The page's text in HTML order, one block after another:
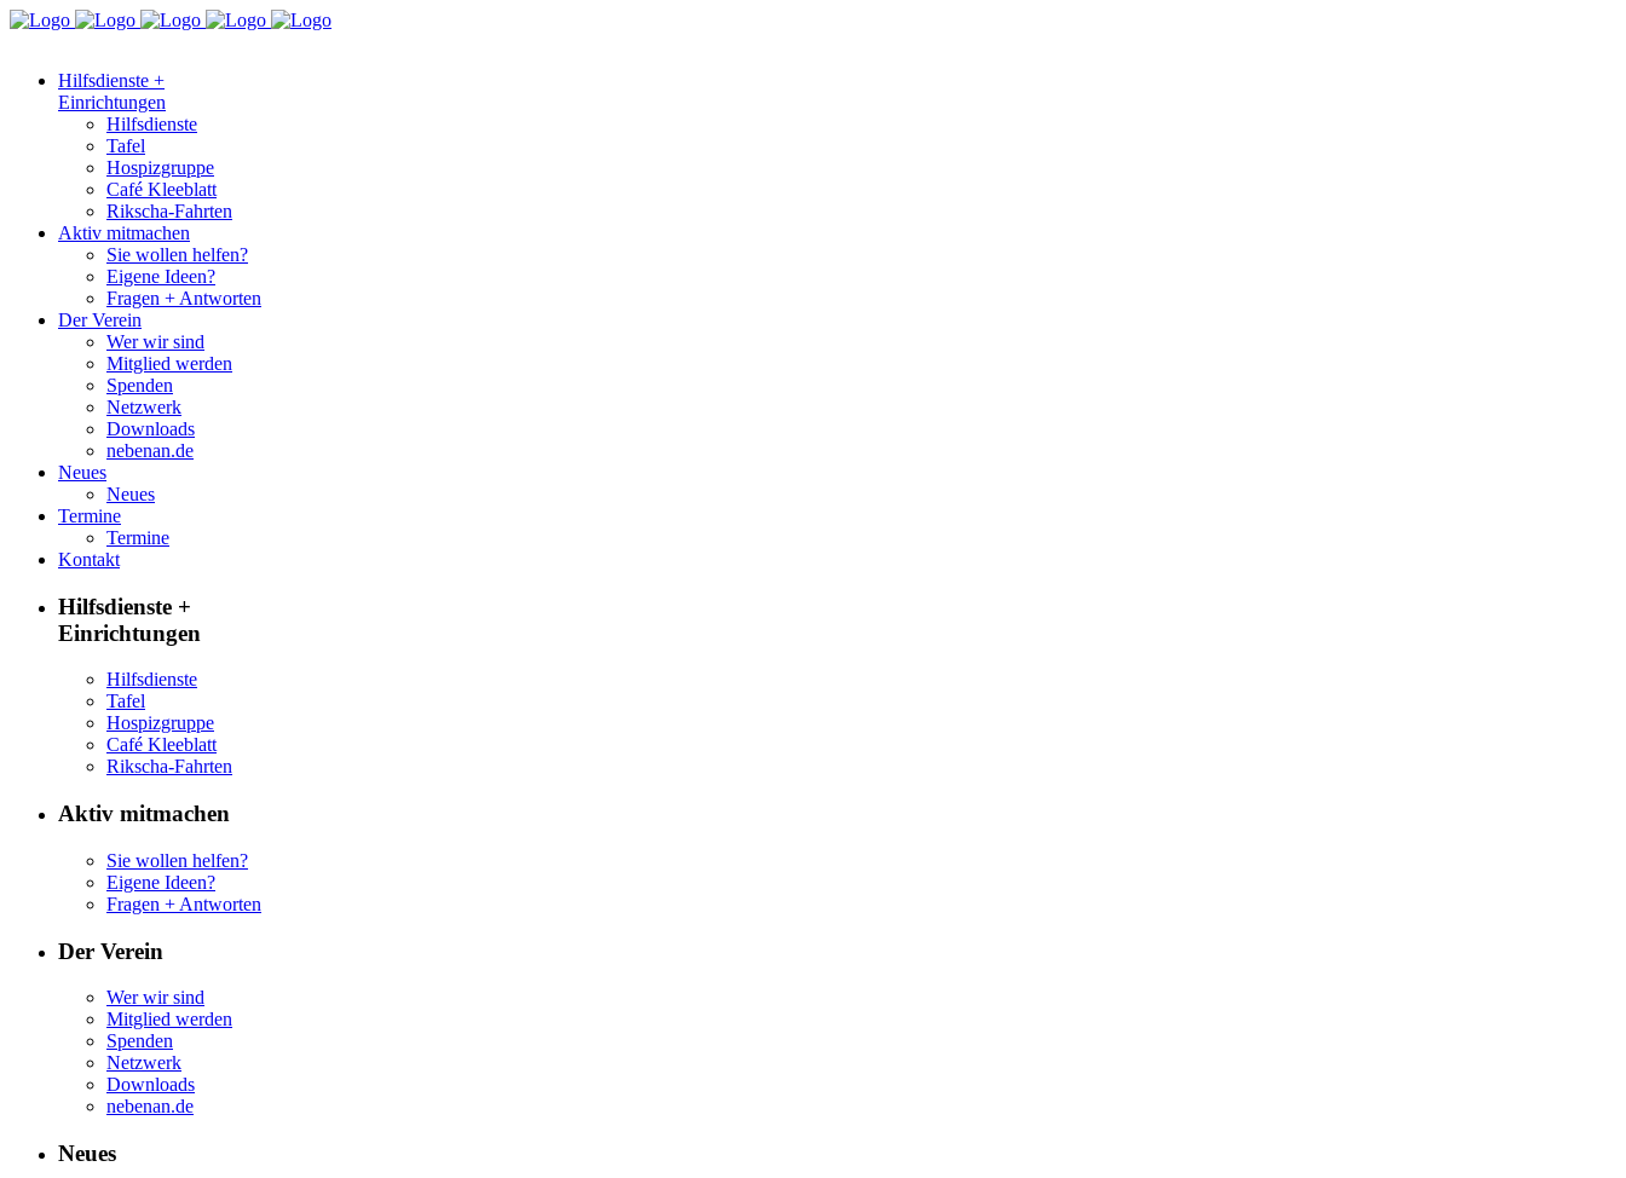
Hilfsdienste +
Einrichtungen
Hilfsdienste
Tafel
Hospizgruppe
Café Kleeblatt
Rikscha-Fahrten
Aktiv mitmachen
Sie wollen helfen?
Eigene Ideen?
Fragen + Antworten
Der Verein
Wer wir sind
Mitglied werden
Spenden
Netzwerk
Downloads
nebenan.de
Neues
Neues
Termine
Termine
Kontakt
Hilfsdienste +
Einrichtungen
Hilfsdienste
Tafel
Hospizgruppe
Café Kleeblatt
Rikscha-Fahrten
Aktiv mitmachen
Sie wollen helfen?
Eigene Ideen?
Fragen + Antworten
Der Verein
Wer wir sind
Mitglied werden
Spenden
Netzwerk
Downloads
nebenan.de
Neues